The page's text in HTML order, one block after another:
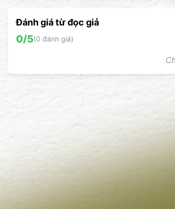
Đánh giá từ đọc giả
0/5(0 đánh giá)